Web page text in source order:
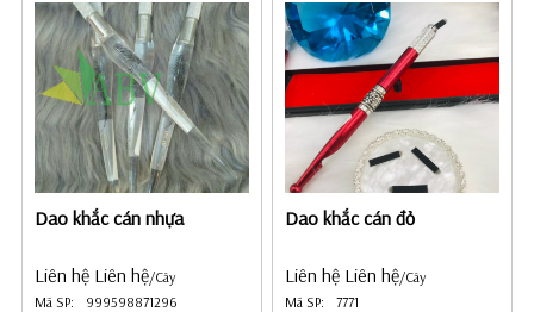
Dao khắc cán nhựa
Liên hệ Liên hệ/Cây
Mã SP:
999598871296
Dao khắc cán đỏ
Liên hệ Liên hệ/Cây
Mã SP:
7771